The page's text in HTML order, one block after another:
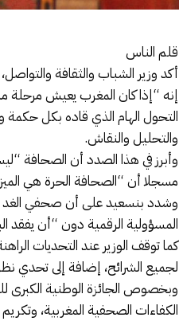
قلم الناس
التحول الهام الذي قاده بكل حكمة
والتحليل والنقاش.
وأبرز في هذا الصدد أن الصحافة
مسجلا أن “الصحافة الحرة هي
وشدد بنسعيد على أن صحفي الغد لا
المسؤولية الرقمية دون “أن يفقد
كما توقف الوزير عند التحديات
لجميع الشرائح، إضافة إلى تحدي
الكفاءات الصحفية المغربية،